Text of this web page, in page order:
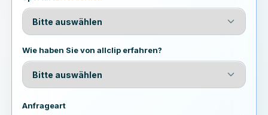
Wie haben Sie von allclip erfahren?
Anfrageart